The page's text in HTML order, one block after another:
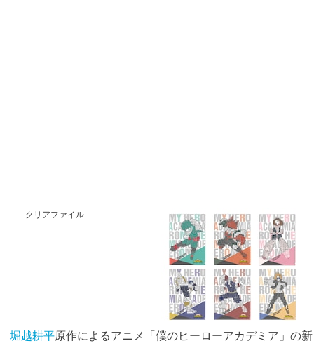
クリアファイル
堀越耕平原作によるアニメ「僕のヒーローアカデミア」の新